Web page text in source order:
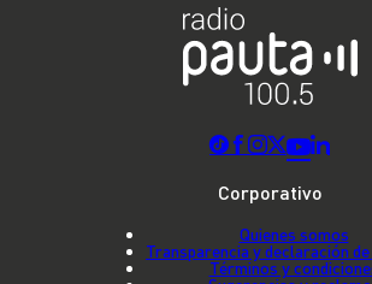
Corporativo
Quienes somos
Transparencia y declaración
Términos y